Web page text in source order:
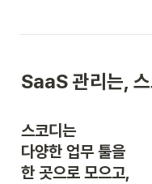
SaaS 관리는,
스코디는
다양한 업무 툴을
한 곳으로 모으고,